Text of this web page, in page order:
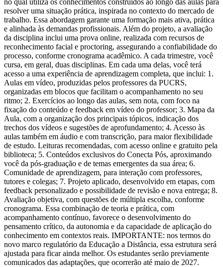
resolver uma situação prática, inspirada no contexto do mercado de
trabalho. Essa abordagem garante uma formação mais ativa, prática
e alinhada às demandas profissionais. Além do projeto, a avaliação
da disciplina inclui uma prova online, realizada com recursos de
reconhecimento facial e proctoring, assegurando a confiabilidade do
processo, conforme cronograma acadêmico. A cada trimestre, você
cursa, em geral, duas disciplinas. Em cada uma delas, você terá
acesso a uma experiência de aprendizagem completa, que inclui: 1.
Aulas em vídeo, produzidas pelos professores da PUCRS,
organizadas em blocos que facilitam o acompanhamento no seu
ritmo; 2. Exercícios ao longo das aulas, sem nota, com foco na
fixação do conteúdo e feedback em vídeo do professor; 3. Mapa da
Aula, com a organização dos principais tópicos, indicação dos
trechos dos vídeos e sugestões de aprofundamento; 4. Acesso às
aulas também em áudio e com transcrição, para maior flexibilidade
de estudo. Leituras recomendadas, com acesso online e gratuito pela
biblioteca; 5. Conteúdos exclusivos do Conecta Pós, aproximando
você da pós-graduação e de temas emergentes da sua área; 6.
Comunidade de aprendizagem, para interação com professores,
tutores e colegas; 7. Projeto aplicado, desenvolvido em etapas, com
feedback personalizado e possibilidade de revisão e nova entrega; 8.
Avaliação objetiva, com questões de múltipla escolha, conforme
cronograma. Essa combinação de teoria e prática, com
acompanhamento contínuo, favorece o desenvolvimento do
pensamento crítico, da autonomia e da capacidade de aplicação do
conhecimento em contextos reais. IMPORTANTE: nos termos do
novo marco regulatório da Educação a Distância, essa estrutura será
ajustada para ficar ainda melhor. Os estudantes serão previamente
comunicados das adaptações, que ocorrerão até maio de 2027.